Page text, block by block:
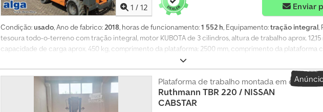
1 / 12 Enviar
Condição:usado, Ano de fabrico:2018, horas de funcionamento:1 552 h, Equipamento:tração integral,
tesoura todo-o-terreno com tração integral, motor KUBOTA de 3 cilindros, altura de trabalho aprox. 12,15
capacidade de carga aprox. 450 kg, comprimento da plataforma: 2500 mm, comprimento da plataforma
3700 mm. O veículo pode apresentar autocolantes ou inscrições publicitárias. SI86061 A nossa oferta é
nova inspeção TÜV. Caso deseje uma nova inspeção TÜV, teremos todo o prazer em apresentar-lhe
nossos parceiros oficinais! O veículo pode estar equipado com autocolantes publicitários e/ou
as nossas condições gerais de entrega e pagamento. Teremos todo o gosto em apresentar-lhe uma
financiamento ou leasing para este equipamento. Contacte-nos! Csdpjwzfk Djfx Aglorf
Plataforma de trabalho montada em camião
Ruthmann TBR 220 / NISSAN
CABSTAR